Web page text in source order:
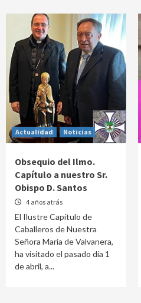
Actualidad Noticias
Obsequio del Ilmo.
Capítulo a nuestro Sr.
Obispo D. Santos
4 años atrás
El Ilustre Capítulo de
Caballeros de Nuestra
Señora María de Valvanera,
ha visitado el pasado día 1
de abril, a...